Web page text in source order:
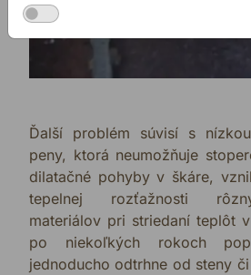
Ďalší problém súvisí s
peny, ktorá neumožňuje
dilatačné pohyby v škáre,
tepelnej rozťažnosti
materiálov pri striedaní teplôt
po niekoľkých rokoch
jednoducho odtrhne od steny